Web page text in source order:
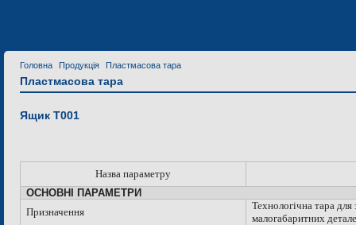
Головна Продукція Пластмасова тара
Пластмасова тара
Ящик Т001
Назва параметру
ОСНОВНІ ПАРАМЕТРИ
Призначення
Технологічна тара
малогабаритних